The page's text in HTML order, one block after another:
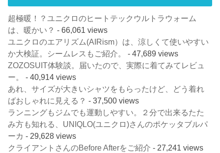
超極暖！？ユニクロのヒートテックウルトラウォーム
は、暖かい？ - 66,061 views
ユニクロのエアリズム(AIRism）は、涼しくて使いやすい
か大検証。シームレスもご紹介。
- 47,689 views
ZOZOSUIT体験談。届いたので、実際に着てみてレビュ
ー。
- 40,914 views
あれ、サイズが大きいシャツをもらったけど、どう着れ
ばおしゃれに見える？ - 37,500 views
ランニングもジムでも運動しやすい。２分で出来るたた
み方も知れる、UNIQLO(ユニクロ)さんのポケッタブルパ
ーカ - 29,628 views
クライアントさんのBefore Afterをご紹介 - 27,241 views